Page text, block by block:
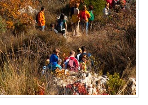
de uso personal e
acceso durante todo el día
abajo indicados. El precio de la
para un adulto es de 3,50€.
el resto de precios y horarios
tarifas/
cuenta, además de con el